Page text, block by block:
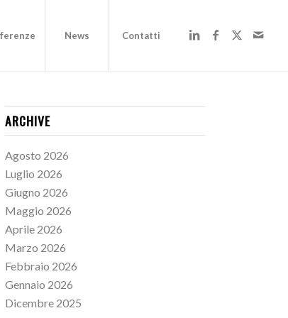
News Contatti
ARCHIVE
Agosto 2026
Luglio 2026
Giugno 2026
Maggio 2026
Aprile 2026
Marzo 2026
Febbraio 2026
Gennaio 2026
Dicembre 2025